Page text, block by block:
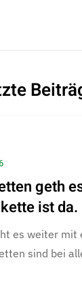
geth
ist da.
es weiter mit
sind bei